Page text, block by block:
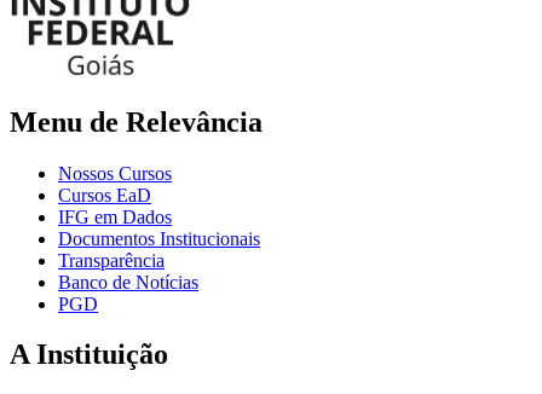
Menu de Relevância
Nossos Cursos
Cursos EaD
IFG em Dados
Documentos Institucionais
Transparência
Banco de Notícias
PGD
A Instituição